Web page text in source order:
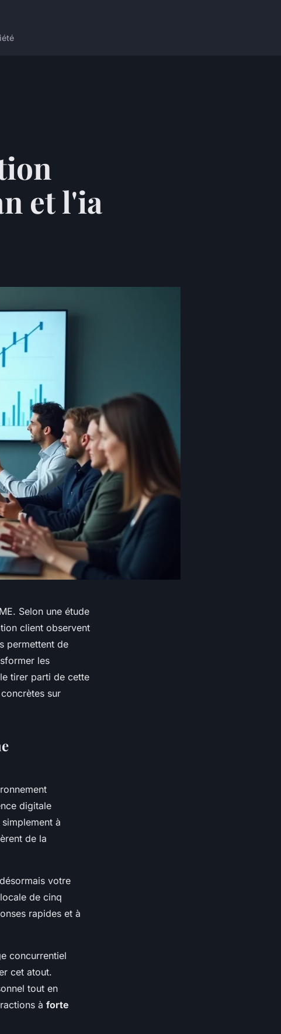
et l'ia
Selon une étude
client observent
permettent de
les
tirer parti de cette
sur
digitale
à
de la
votre
de cinq
rapides et à
concurrentiel
cet atout.
tout en
à forte